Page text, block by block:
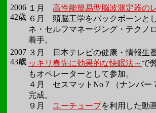
2006
42歳
１月 高性能簡易型脳波測定器の
６月 頭脳工学をバックボーンと
ネ・セルフマネージング・テクノ
着手。
2007
43歳
３月 日本テレビの健康・情報生
ッキリ春先に効果的な快眠法～ で
もオペレーターとして参加。
４月 セスマットNo７（ナンバー
完成。
９月 ユーチューブを利用した動